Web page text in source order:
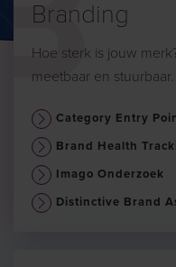
Branding
Hoe sterk is jouw
meetbaar en stuurbaar.
Category Entry
Brand Health
Imago Onderzoek
Distinctive Brand